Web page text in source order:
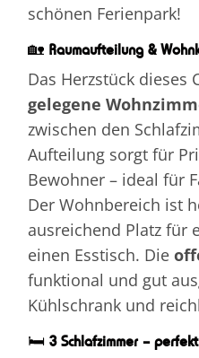
schönen Ferienpark!
🏡 Raumaufteilung &
Das Herzstück dieses
gelegene
zwischen den
Aufteilung sorgt für
Bewohner – ideal für
Der Wohnbereich ist
ausreichend Platz für
einen Esstisch. Die
funktional und gut
Kühlschrank und
🛏 3 Schlafzimmer –